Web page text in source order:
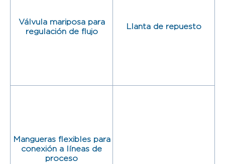
Válvula mariposa para
regulación de flujo
Llanta de repuesto
Mangueras flexibles para
conexión a líneas de
proceso